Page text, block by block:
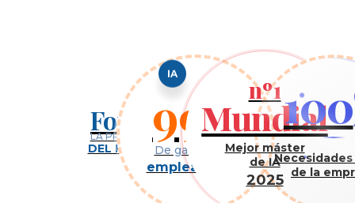
IA
Forbes
LA PROFESIÓN
DEL FUTURO
99%
De garantía de
empleabilidad
nº1
Mundial
Mejor máster
de IA
2025
100
de la